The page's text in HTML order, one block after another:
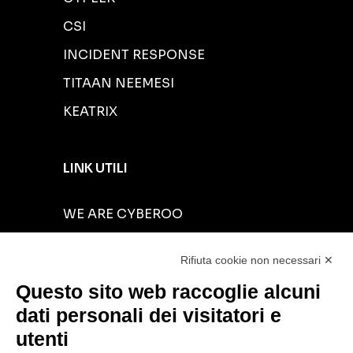
CSI
INCIDENT RESPONSE
TITAAN NEEMESI
KEATRIX
LINK UTILI
WE ARE CYBEROO
BLOG
NEWS
Rifiuta cookie non necessari ✕
Questo sito web raccoglie alcuni
dati personali dei visitatori e
utenti